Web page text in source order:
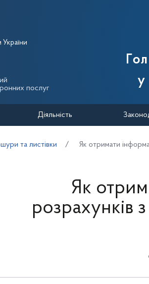
Державної
України
послуг
у
Діяльність
та листівки Як отримати
Як
розрахунків